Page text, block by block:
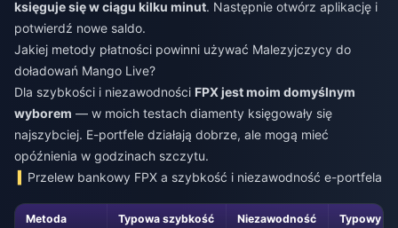
księguje się w ciągu kilku minut. Następnie otwórz aplikację i
potwierdź nowe saldo.
Jakiej metody płatności powinni używać Malezyjczycy do
doładowań Mango Live?
Dla szybkości i niezawodności FPX jest moim domyślnym
wyborem — w moich testach diamenty księgowały się
najszybciej. E-portfele działają dobrze, ale mogą mieć
opóźnienia w godzinach szczytu.
Przelew bankowy FPX a szybkość i niezawodność e-portfela
Metoda Typowa szybkość Niezawodność Typowy